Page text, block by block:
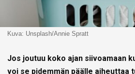
Kuva: Unsplash/Annie Spratt
Jos joutuu koko ajan siivoamaan
voi se pidemmän päälle aiheuttaa